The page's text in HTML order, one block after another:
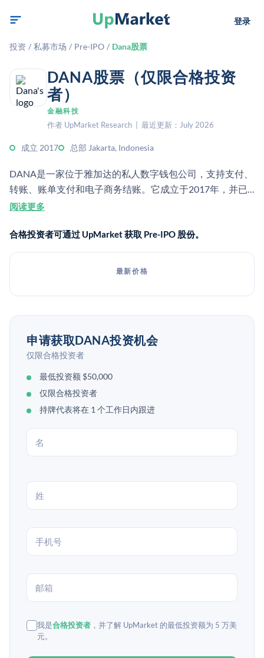
登录
投资 / 私募市场 / Pre-IPO / Dana股票
DANA股票（仅限合格投资
者）
金融科技
作者 UpMarket Research | 最近更新：July 2026
成立 2017 总部 Jakarta, Indonesia
DANA是一家位于雅加达的私人数字钱包公司，支持支付、
转账、账单支付和电子商务结账。它成立于2017年，并已
从包括蚂蚁集团在内的投资者那里获得了大量融资。
阅读更多
合格投资者可通过 UpMarket 获取 Pre-IPO 股份。
最新价格
申请获取DANA投资机会
仅限合格投资者
最低投资额 $50,000
仅限合格投资者
持牌代表将在 1 个工作日内跟进
我是合格投资者 ，并了解 UpMarket 的最低投资额为 5 万美
元。